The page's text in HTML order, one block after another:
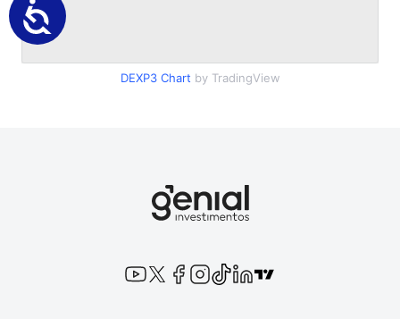
DEXP3Chart by TradingView